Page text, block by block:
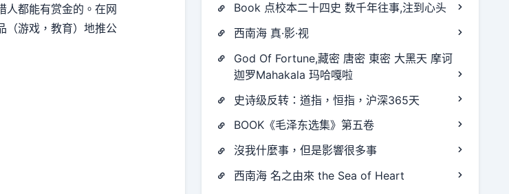
人都能有赏金的。在网
（游戏，教育）地推公
Book 点校本二十四史 数千年往事,注到心头
西南海 真·影·视
God Of Fortune,藏密 唐密 東密 大黑天 摩诃
迦罗Mahakala 玛哈嘎啦
史诗级反转：道指，恒指，沪深365天
BOOK《毛泽东选集》第五卷
沒我什麼事，但是影響很多事
西南海 名之由來 the Sea of Heart